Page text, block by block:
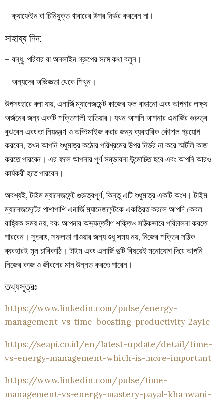
– ক্যাফেইন বা চিনিযুক্ত খাবারের উপর নির্ভর করবেন না।
সাহায্য নিন:
– বন্ধু, পরিবার বা অনলাইন গ্রুপের সঙ্গে কথা বলুন।
– অন্যদের অভিজ্ঞতা থেকে শিখুন।
উপসংহারে বলা যায়, এনার্জি ম্যানেজমেন্ট কাজের ফল বাড়ানো এবং আপনার লক্ষ্য
অর্জনের জন্য একটি শক্তিশালী হাতিয়ার। যখন আপনি আপনার এনার্জির গুরুত্ব
বুঝবেন এবং তা নিয়ন্ত্রণ ও অপ্টিমাইজ করার জন্য ব্যবহারিক কৌশল প্রয়োগ
করবেন, তখন আপনি শুধুমাত্র কঠোর পরিশ্রমের উপর নির্ভর না করে স্মার্টলি কাজ
করতে পারবেন। এর ফলে আপনার পূর্ণ সম্ভাবনা উন্মোচিত হবে এবং আপনি আরও
কার্যকরী হতে পারবেন।
অবশ্যই, টাইম ম্যানেজমেন্ট গুরুত্বপূর্ণ, কিন্তু এটি শুধুমাত্র একটি অংশ। টাইম
ম্যানেজমেন্টের পাশাপাশি এনার্জি ম্যানেজমেন্টকে একত্রিত করলে আপনি কেবল
বাহ্যিক সময় নয়, বরং আপনার অভ্যন্তরীণ শক্তিও সঠিকভাবে পরিচালনা করতে
পারবেন। সুতরাং, সফলতা পাওয়ার জন্য শুধু সময় নয়, নিজের শক্তির সঠিক
ব্যবহারই মূল চাবিকাঠি। টাইম এবং এনার্জি দুটি বিষয়েই মনোযোগ দিয়ে আপনি
নিজের কাজ ও জীবনের মান উন্নত করতে পারেন।
তথ্যসূত্রঃ
https://www.linkedin.com/pulse/energy-
management-vs-time-boosting-productivity-2ay1c
https://seapi.co.id/en/latest-update/detail/time-
vs-energy-management-which-is-more-important
https://www.linkedin.com/pulse/time-
management-vs-energy-mastery-payal-khanwani-